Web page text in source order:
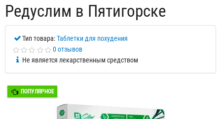
Редуслим в Пятигорске
Тип товара: Таблетки для похудения
0 отзывов
Не является лекарственным средством
ПОПУЛЯРНОЕ